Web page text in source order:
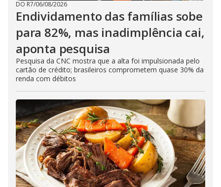
DO R7/06/08/2026
Endividamento das famílias sobe
para 82%, mas inadimplência cai,
aponta pesquisa
Pesquisa da CNC mostra que a alta foi impulsionada pelo
cartão de crédito; brasileiros comprometem quase 30% da
renda com débitos